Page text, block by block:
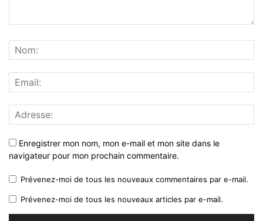
Enregistrer mon nom, mon e-mail et mon site dans le
navigateur pour mon prochain commentaire.
Prévenez-moi de tous les nouveaux commentaires par e-mail.
Prévenez-moi de tous les nouveaux articles par e-mail.